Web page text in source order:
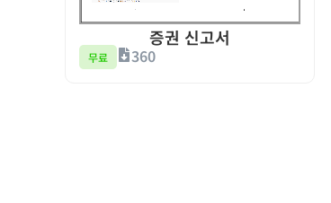
증권 신고서
무료 360